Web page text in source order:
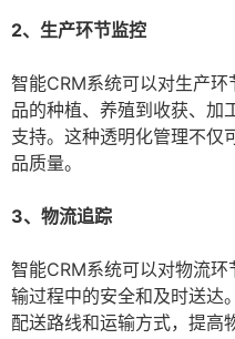
2、生产环节监控
智能CRM系统可以对生产
品的种植、养殖到收获、加
支持。这种透明化管理不仅
品质量。
3、物流追踪
智能CRM系统可以对物流
输过程中的安全和及时送达
配送路线和运输方式，提高